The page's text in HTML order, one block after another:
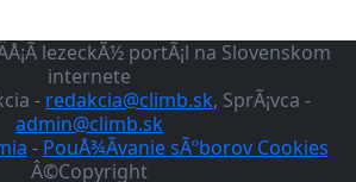
lezeckÃ½ portÃ¡l na Slovenskom
internete
- redakcia@climb.sk, SprÃ¡vca -
admin@climb.sk
- PouÅ¾Ã­vanie sÃºborov Cookies
Â©Copyright